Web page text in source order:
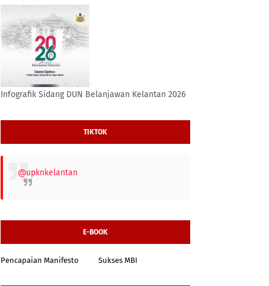
2026
Infografik Sidang DUN Belanjawan Kelantan 2026
TIKTOK
@upknkelantan
E-BOOK
Pencapaian Manifesto Sukses MBI